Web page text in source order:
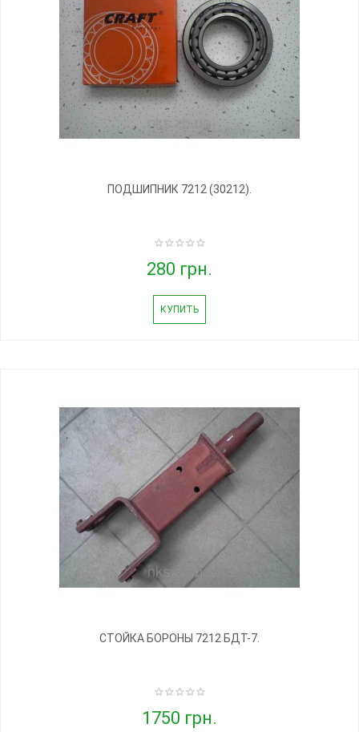
ПОДШИПНИК 7212 (30212).
280 грн.
КУПИТЬ
СТОЙКА БОРОНЫ 7212 БДТ-7.
1750 грн.